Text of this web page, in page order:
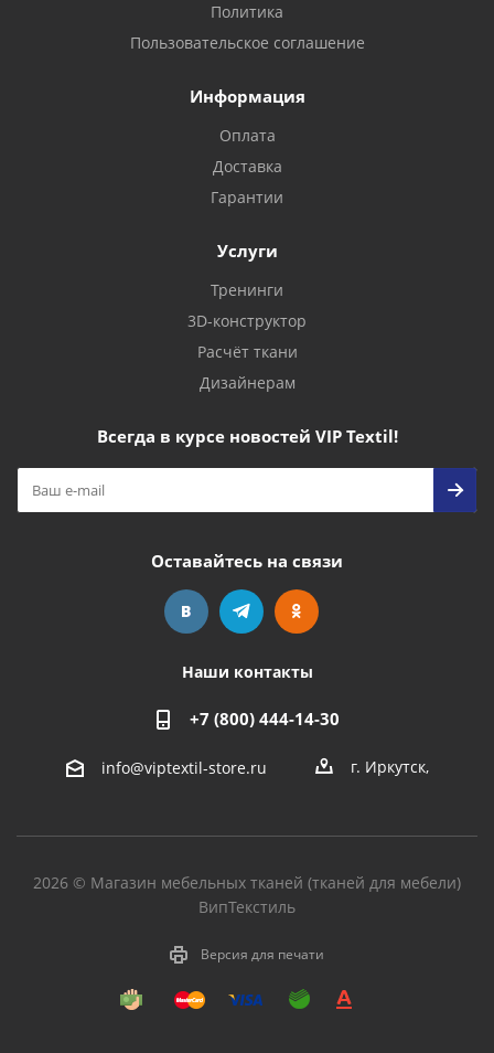
Политика
Пользовательское соглашение
Информация
Оплата
Доставка
Гарантии
Услуги
Тренинги
3D-конструктор
Расчёт ткани
Дизайнерам
Всегда в курсе новостей VIP Textil!
Оставайтесь на связи
Наши контакты
+7 (800) 444-14-30
info@viptextil-store.ru г. Иркутск,
2026 © Магазин мебельных тканей (тканей для мебели)
ВипТекстиль
Версия для печати